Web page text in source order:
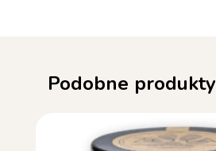
Podobne produkty